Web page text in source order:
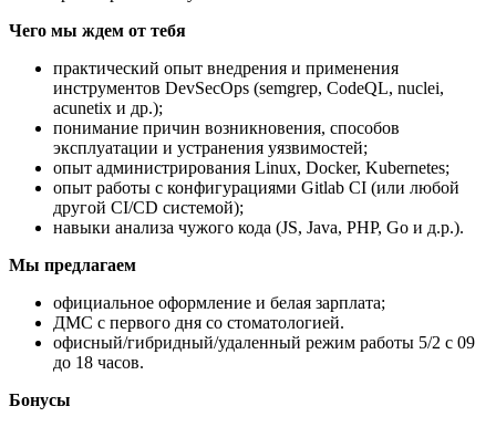
Чего мы ждем от тебя
практический опыт внедрения и применения
инструментов DevSecOps (semgrep, CodeQL, nuclei,
acunetix и др.);
понимание причин возникновения, способов
эксплуатации и устранения уязвимостей;
опыт администрирования Linux, Docker, Kubernetes;
опыт работы с конфигурациями Gitlab CI (или любой
другой CI/CD системой);
навыки анализа чужого кода (JS, Java, PHP, Go и д.р.).
Мы предлагаем
официальное оформление и белая зарплата;
ДМС с первого дня со стоматологией.
офисный/гибридный/удаленный режим работы 5/2 с 09
до 18 часов.
Бонусы